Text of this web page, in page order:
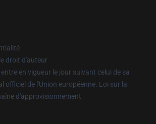
droit d'auteur
en vigueur le jour suivant celui de sa
officiel de l'Union européenne. Loi sur la
d'approvisionnement